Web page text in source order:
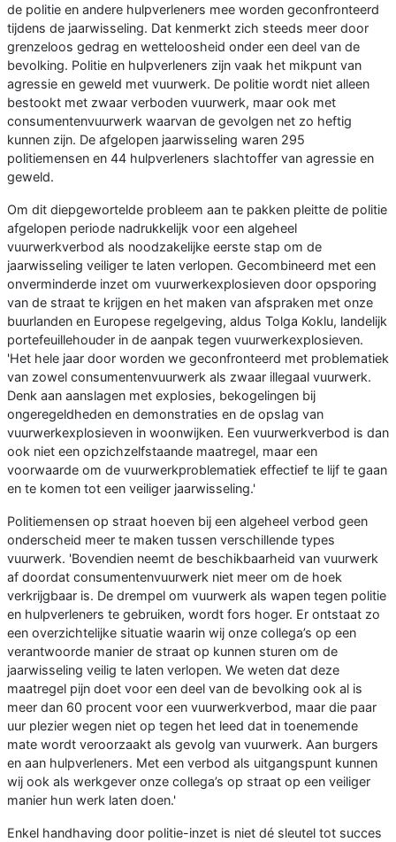
de politie en andere hulpverleners mee worden geconfronteerd
tijdens de jaarwisseling. Dat kenmerkt zich steeds meer door
grenzeloos gedrag en wetteloosheid onder een deel van de
bevolking. Politie en hulpverleners zijn vaak het mikpunt van
agressie en geweld met vuurwerk. De politie wordt niet alleen
bestookt met zwaar verboden vuurwerk, maar ook met
consumentenvuurwerk waarvan de gevolgen net zo heftig
kunnen zijn. De afgelopen jaarwisseling waren 295
politiemensen en 44 hulpverleners slachtoffer van agressie en
geweld.
Om dit diepgewortelde probleem aan te pakken pleitte de politie
afgelopen periode nadrukkelijk voor een algeheel
vuurwerkverbod als noodzakelijke eerste stap om de
jaarwisseling veiliger te laten verlopen. Gecombineerd met een
onverminderde inzet om vuurwerkexplosieven door opsporing
van de straat te krijgen en het maken van afspraken met onze
buurlanden en Europese regelgeving, aldus Tolga Koklu, landelijk
portefeuillehouder in de aanpak tegen vuurwerkexplosieven.
'Het hele jaar door worden we geconfronteerd met problematiek
van zowel consumentenvuurwerk als zwaar illegaal vuurwerk.
Denk aan aanslagen met explosies, bekogelingen bij
ongeregeldheden en demonstraties en de opslag van
vuurwerkexplosieven in woonwijken. Een vuurwerkverbod is dan
ook niet een opzichzelfstaande maatregel, maar een
voorwaarde om de vuurwerkproblematiek effectief te lijf te gaan
en te komen tot een veiliger jaarwisseling.'
Politiemensen op straat hoeven bij een algeheel verbod geen
onderscheid meer te maken tussen verschillende types
vuurwerk. 'Bovendien neemt de beschikbaarheid van vuurwerk
af doordat consumentenvuurwerk niet meer om de hoek
verkrijgbaar is. De drempel om vuurwerk als wapen tegen politie
en hulpverleners te gebruiken, wordt fors hoger. Er ontstaat zo
een overzichtelijke situatie waarin wij onze collega’s op een
verantwoorde manier de straat op kunnen sturen om de
jaarwisseling veilig te laten verlopen. We weten dat deze
maatregel pijn doet voor een deel van de bevolking ook al is
meer dan 60 procent voor een vuurwerkverbod, maar die paar
uur plezier wegen niet op tegen het leed dat in toenemende
mate wordt veroorzaakt als gevolg van vuurwerk. Aan burgers
en aan hulpverleners. Met een verbod als uitgangspunt kunnen
wij ook als werkgever onze collega’s op straat op een veiliger
manier hun werk laten doen.'
Enkel handhaving door politie-inzet is niet dé sleutel tot succes